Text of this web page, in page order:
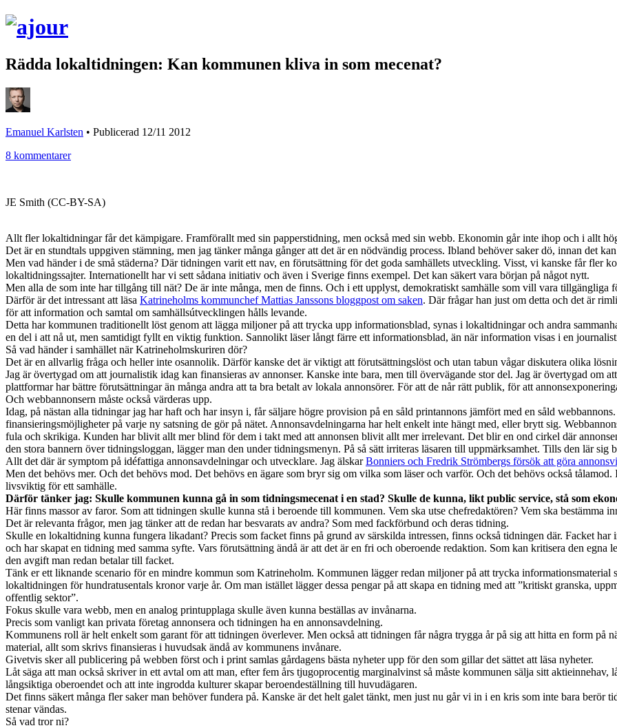
Rädda lokaltidningen: Kan kommunen kliva in som mecenat?
Emanuel Karlsten • Publicerad 12/11 2012
8 kommentarer
JE Smith (CC-BY-SA)
Allt fler lokaltidningar får det kämpigare. Framförallt med sin papperstidning, men också med sin webb. Ekonomin går inte ihop och i allt
Det är en stundtals uppgiven stämning, men jag tänker många gånger att det är en nödvändig process. Ibland behöver saker dö, innan det
Men vad händer i de små städerna? Där tidningen varit ett nav, en förutsättning för det goda samhällets utveckling. Visst, vi kanske får fler
lokaltidningssajter. Internationellt har vi sett sådana initiativ och även i Sverige finns exempel. Det kan säkert vara början på något nytt.
Men alla de som inte har tillgång till nät? De är inte många, men de finns. Och i ett upplyst, demokratiskt samhälle som vill vara tillgängliga
Därför är det intressant att läsa Katrineholms kommunchef Mattias Janssons bloggpost om saken. Där frågar han just om detta och det är
för att information och samtal om samhällsútvecklingen hålls levande.
Detta har kommunen traditionellt löst genom att lägga miljoner på att trycka upp informationsblad, synas i lokaltidningar och andra
en del i att nå ut, men samtidigt fyllt en viktig funktion. Sannolikt läser långt färre ett informationsblad, än när information visas i en
Så vad händer i samhället när Katrineholmskuriren dör?
Det är en allvarlig fråga och heller inte osannolik. Därför kanske det är viktigt att förutsättningslöst och utan tabun vågar diskutera olika
Jag är övertygad om att journalistik idag kan finansieras av annonser. Kanske inte bara, men till övervägande stor del. Jag är övertygad om
plattformar har bättre förutsättningar än många andra att ta bra betalt av lokala annonsörer. För att de når rätt publik, för att
Och webbannonsern måste också värderas upp.
Idag, på nästan alla tidningar jag har haft och har insyn i, får säljare högre provision på en såld printannons jämfört med en såld
finansieringsmöjligheter på varje ny satsning de gör på nätet. Annonsavdelningarna har helt enkelt inte hängt med, eller brytt sig.
fula och skrikiga. Kunden har blivit allt mer blind för dem i takt med att annonsen blivit allt mer irrelevant. Det blir en ond cirkel där
den stora bannern över tidningsloggan, lägger man den under tidningsmenyn. På så sätt irriteras läsaren till uppmärksamhet. Tills den lär sig
Allt det där är symptom på idéfattiga annonsavdelningar och utvecklare. Jag älskarBonniers och Fredrik Strömbergs försök att göra
Men det behövs mer. Och det behövs mod. Det behövs en ägare som bryr sig om vilka som läser och varför. Och det behövs också
livsviktig för ett samhälle.
Därför tänker jag: Skulle kommunen kunna gå in som tidningsmecenat i en stad? Skulle de kunna, likt public service, stå som
Här finns massor av faror. Som att tidningen skulle kunna stå i beroende till kommunen. Vem ska utse chefredaktören? Vem ska bestämma
Det är relevanta frågor, men jag tänker att de redan har besvarats av andra? Som med fackförbund och deras tidning.
Skulle en lokaltidning kunna fungera likadant? Precis som facket finns på grund av särskilda intressen, finns också tidningen där. Facket
och har skapat en tidning med samma syfte. Vars förutsättning ändå är att det är en fri och oberoende redaktion. Som kan kritisera den
den avgift man redan betalar till facket.
Tänk er ett liknande scenario för en mindre kommun som Katrineholm. Kommunen lägger redan miljoner på att trycka informationsmaterial
lokaltidningen för hundratusentals kronor varje år. Om man istället lägger dessa pengar på att skapa en tidning med att ”kritiskt granska,
offentlig sektor”.
Fokus skulle vara webb, men en analog printupplaga skulle även kunna beställas av invånarna.
Precis som vanligt kan privata företag annonsera och tidningen ha en annonsavdelning.
Kommunens roll är helt enkelt som garant för att tidningen överlever. Men också att tidningen får några trygga år på sig att hitta en form på
material, allt som skrivs finansieras i huvudsak ändå av kommunens invånare.
Givetvis sker all publicering på webben först och i print samlas gårdagens bästa nyheter upp för den som gillar det sättet att läsa nyheter.
Låt säga att man också skriver in ett avtal om att man, efter fem års tjugoprocentig marginalvinst så måste kommunen sälja sitt
långsiktiga oberoendet och att inte ingrodda kulturer skapar beroendeställning till huvudägaren.
Det finns säkert många fler saker man behöver fundera på. Kanske är det helt galet tänkt, men just nu går vi in i en kris som inte bara berör
stenar vändas.
Så vad tror ni?